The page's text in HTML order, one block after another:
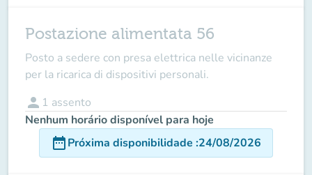
Postazione alimentata 56
Posto a sedere con presa elettrica nelle vicinanze
per la ricarica di dispositivi personali.
person 1 assento
Nenhum horário disponível para hoje
date_rangePróxima disponibilidade :24/08/2026